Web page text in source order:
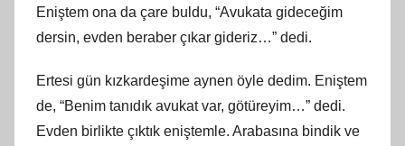
Eniştem ona da çare buldu, “Avukata gideceğim
dersin, evden beraber çıkar gideriz…” dedi.
Ertesi gün kızkardeşime aynen öyle dedim. Eniştem
de, “Benim tanıdık avukat var, götüreyim…” dedi.
Evden birlikte çıktık eniştemle. Arabasına bindik ve